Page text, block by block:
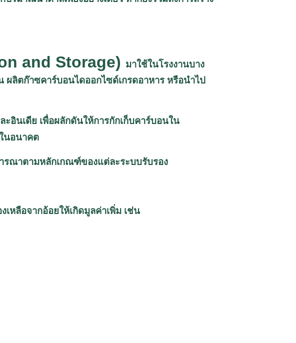
and Storage) มาใช้ในโรงงานบาง
ลิตก๊าซคาร์บอนไดออกไซด์เกรดอาหาร หรือนำไป
อินเดีย เพื่อผลักดันให้การกักเก็บคาร์บอนใน
นอนาคต
รณาตามหลักเกณฑ์ของแต่ละระบบรับรอง
หลือจากอ้อยให้เกิดมูลค่าเพิ่ม เช่น